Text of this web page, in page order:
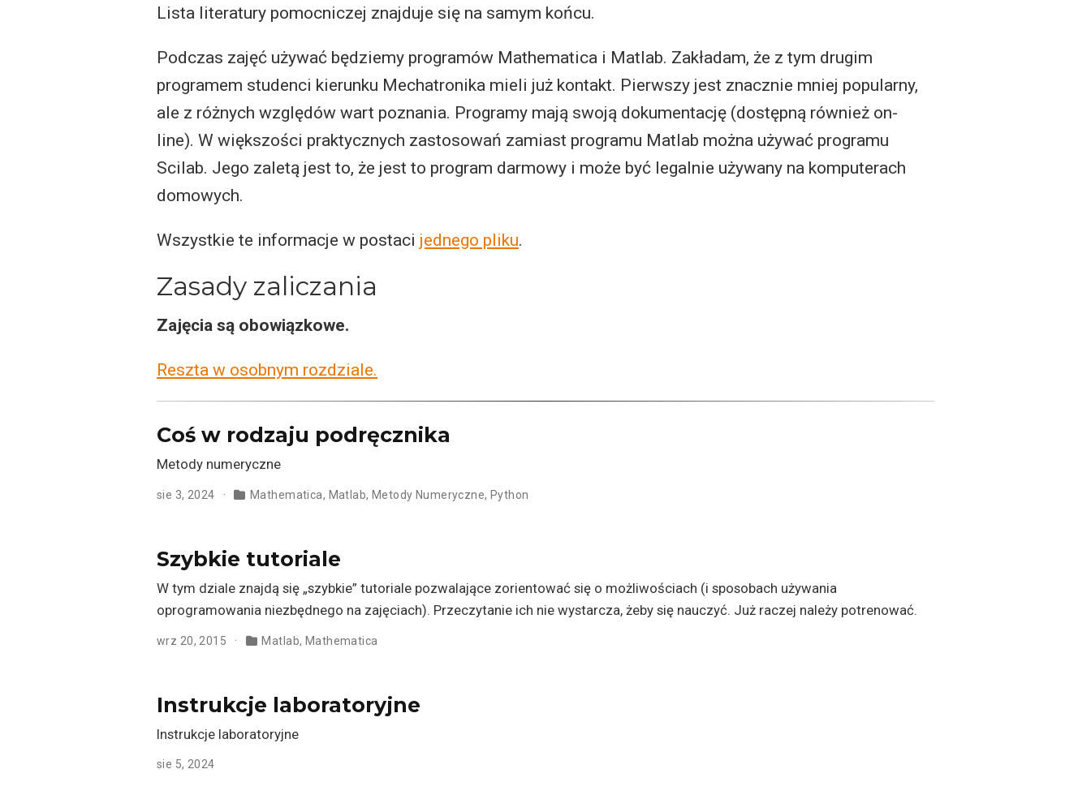
Lista literatury pomocniczej znajduje się na samym końcu.
Podczas zajęć używać będziemy programów Mathematica i Matlab. Zakładam, że z tym drugim
programem studenci kierunku Mechatronika mieli już kontakt. Pierwszy jest znacznie mniej popularny,
ale z różnych względów wart poznania. Programy mają swoją dokumentację (dostępną również on-
line). W większości praktycznych zastosowań zamiast programu Matlab można używać programu
Scilab. Jego zaletą jest to, że jest to program darmowy i może być legalnie używany na komputerach
domowych.
Wszystkie te informacje w postaci jednego pliku.
Zasady zaliczania
Zajęcia są obowiązkowe.
Reszta w osobnym rozdziale.
Coś w rodzaju podręcznika
Metody numeryczne
sie 3, 2024 Mathematica, Matlab, Metody Numeryczne, Python
Szybkie tutoriale
W tym dziale znajdą się „szybkie” tutoriale pozwalające zorientować się o możliwościach (i sposobach używania
oprogramowania niezbędnego na zajęciach). Przeczytanie ich nie wystarcza, żeby się nauczyć. Już raczej należy potrenować.
wrz 20, 2015 Matlab, Mathematica
Instrukcje laboratoryjne
Instrukcje laboratoryjne
sie 5, 2024